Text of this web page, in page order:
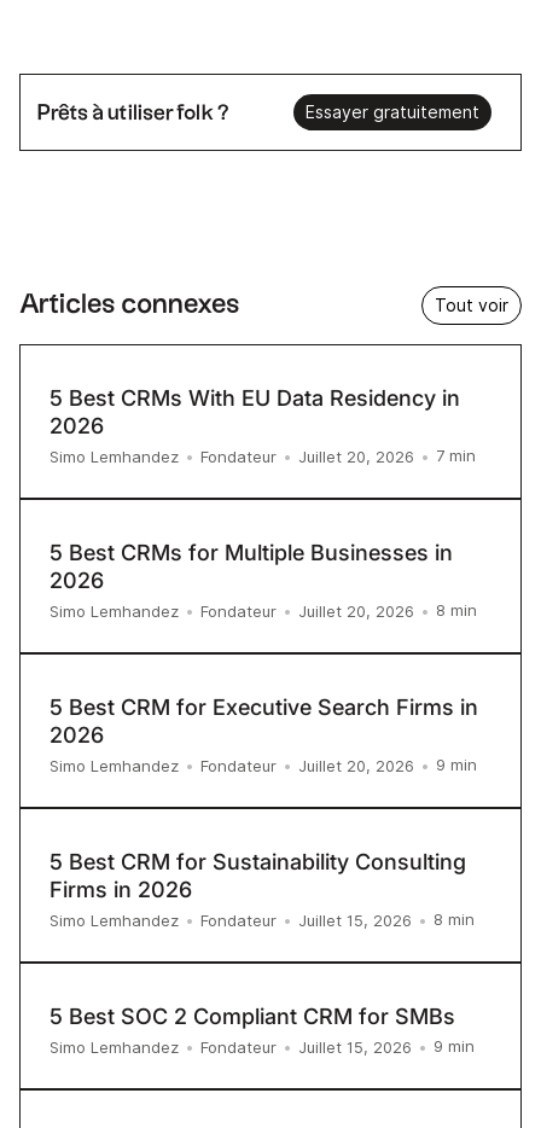
Prêts à utiliser folk ? Essayer gratuitement
Articles connexes Tout voir
5 Best CRMs With EU Data Residency in
2026
Simo Lemhandez • Fondateur • Juillet 20, 2026 • 7 min
5 Best CRMs for Multiple Businesses in
2026
Simo Lemhandez • Fondateur • Juillet 20, 2026 • 8 min
5 Best CRM for Executive Search Firms in
2026
Simo Lemhandez • Fondateur • Juillet 20, 2026 • 9 min
5 Best CRM for Sustainability Consulting
Firms in 2026
Simo Lemhandez • Fondateur • Juillet 15, 2026 • 8 min
5 Best SOC 2 Compliant CRM for SMBs
Simo Lemhandez • Fondateur • Juillet 15, 2026 • 9 min